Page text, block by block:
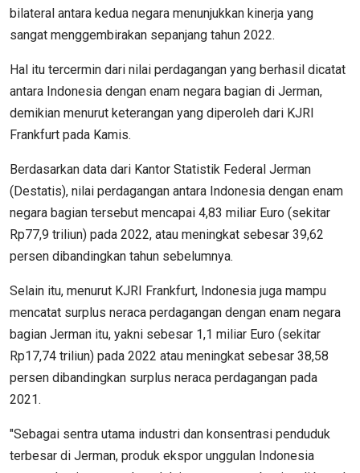
bilateral antara kedua negara menunjukkan kinerja yang
sangat menggembirakan sepanjang tahun 2022.
Hal itu tercermin dari nilai perdagangan yang berhasil dicatat
antara Indonesia dengan enam negara bagian di Jerman,
demikian menurut keterangan yang diperoleh dari KJRI
Frankfurt pada Kamis.
Berdasarkan data dari Kantor Statistik Federal Jerman
(Destatis), nilai perdagangan antara Indonesia dengan enam
negara bagian tersebut mencapai 4,83 miliar Euro (sekitar
Rp77,9 triliun) pada 2022, atau meningkat sebesar 39,62
persen dibandingkan tahun sebelumnya.
Selain itu, menurut KJRI Frankfurt, Indonesia juga mampu
mencatat surplus neraca perdagangan dengan enam negara
bagian Jerman itu, yakni sebesar 1,1 miliar Euro (sekitar
Rp17,74 triliun) pada 2022 atau meningkat sebesar 38,58
persen dibandingkan surplus neraca perdagangan pada
2021.
"Sebagai sentra utama industri dan konsentrasi penduduk
terbesar di Jerman, produk ekspor unggulan Indonesia